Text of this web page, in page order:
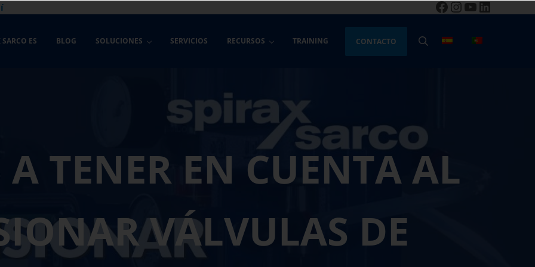
Facebook
Instagram
YouTube
LinkedIn
ES BLOG SOLUCIONES SERVICIOS RECURSOS TRAINING CONTACTO BUSCAR
A TENER EN CUENTA AL
VÁLVULAS DE